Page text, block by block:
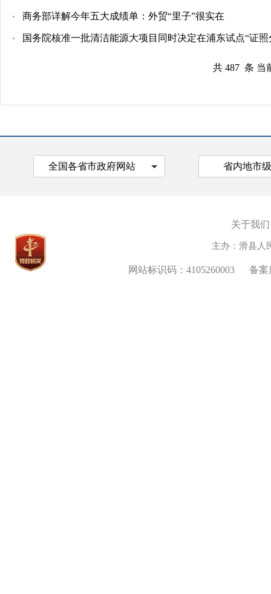
商务部详解今年五大成绩单：外贸“里子”很实在
国务院核准一批清洁能源大项目同时决定在浦东试点“证照
共 487 条 当
全国各省市政府网站 省内地市
关于我们
主办：滑县人
网站标识码：4105260003 备案